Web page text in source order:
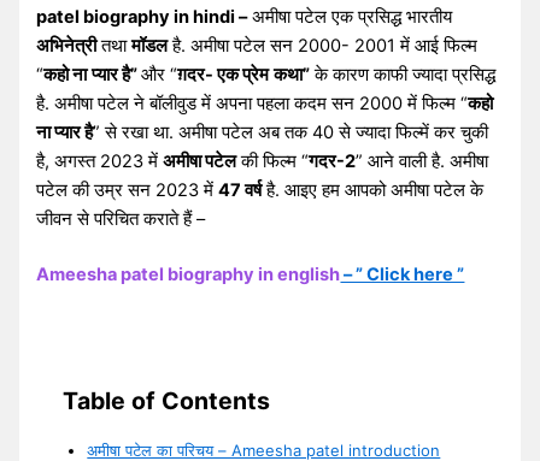
patel biography in hindi –अमीषा पटेल एक प्रसिद्ध भारतीय
अभिनेत्रीतथामॉडलहै. अमीषा पटेल सन 2000- 2001 में आई फिल्म
“कहो ना प्यार है”और “ग़दर- एक प्रेम कथा”के कारण काफी ज्यादा प्रसिद्ध
है. अमीषा पटेल ने बॉलीवुड में अपना पहला कदम सन 2000 में फिल्म “कहो
ना प्यार है” से रखा था. अमीषा पटेल अब तक 40 से ज्यादा फिल्में कर चुकी
है, अगस्त 2023 मेंअमीषा पटेलकी फिल्म “गदर-2” आने वाली है. अमीषा
पटेल की उम्र सन 2023 में47 वर्षहै. आइए हम आपको अमीषा पटेल के
जीवन से परिचित कराते हैं –
Ameesha patel biography in english– ” Click here ”
Table of Contents
अमीषा पटेल का परिचय – Ameesha patel introduction